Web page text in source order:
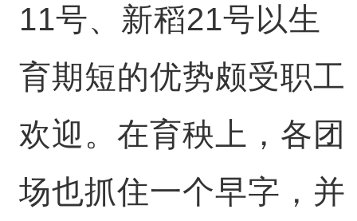
11号、新稻21号以生
育期短的优势颇受职工
欢迎。在育秧上，各团
场也抓住一个早字，并